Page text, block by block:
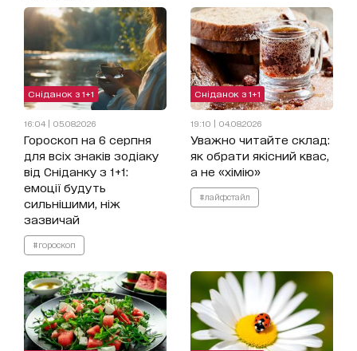
Сніданок з 1+1
16:04 | 05.08.2026
Гороскоп на 6 серпня
для всіх знаків зодіаку
від Сніданку з 1+1:
емоції будуть
сильнішими, ніж
зазвичай
#гороскоп
Сніданок з 1+1
19:10 | 04.08.2026
Уважно читайте склад:
як обрати якісний квас,
а не «хімію»
#лайфстайл